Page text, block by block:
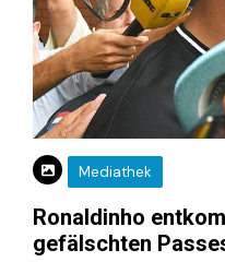
Mediathek
Ronaldinho
gefälschten